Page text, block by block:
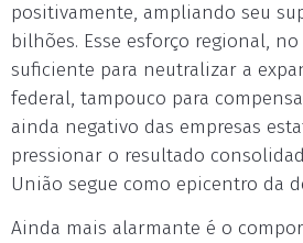
positivamente, ampliando seu
bilhões. Esse esforço regional,
suficiente para neutralizar a
federal, tampouco para
ainda negativo das empresas
pressionar o resultado
União segue como epicentro da
Ainda mais alarmante é o